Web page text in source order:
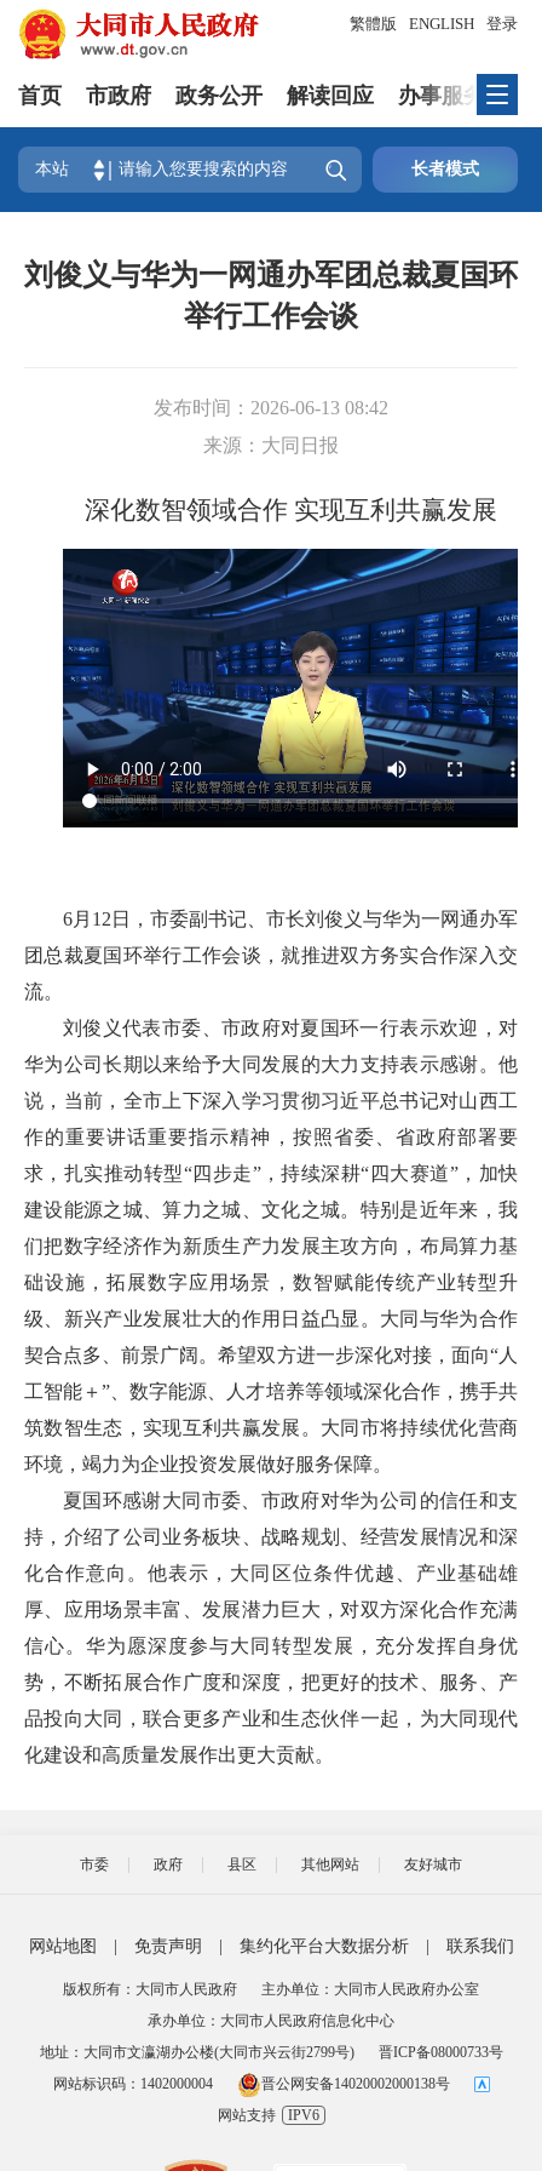
登录
繁體版 ENGLISH
首页 市政府 政务公开 解读回应 办事服务
本站  长者模式
刘俊义与华为一网通办军团总裁夏国环
举行工作会谈
发布时间： 2026-06-13 08:42
来源： 大同日报
深化数智领域合作 实现互利共赢发展
6月12日，市委副书记、市长刘俊义与华为一网通办军
团总裁夏国环举行工作会谈，就推进双方务实合作深入交
流。
刘俊义代表市委、市政府对夏国环一行表示欢迎，对
华为公司长期以来给予大同发展的大力支持表示感谢。他
说，当前，全市上下深入学习贯彻习近平总书记对山西工
作的重要讲话重要指示精神，按照省委、省政府部署要
求，扎实推动转型“四步走”，持续深耕“四大赛道”，加快
建设能源之城、算力之城、文化之城。特别是近年来，我
们把数字经济作为新质生产力发展主攻方向，布局算力基
础设施，拓展数字应用场景，数智赋能传统产业转型升
级、新兴产业发展壮大的作用日益凸显。大同与华为合作
契合点多、前景广阔。希望双方进一步深化对接，面向“人
工智能＋”、数字能源、人才培养等领域深化合作，携手共
筑数智生态，实现互利共赢发展。大同市将持续优化营商
环境，竭力为企业投资发展做好服务保障。
夏国环感谢大同市委、市政府对华为公司的信任和支
持，介绍了公司业务板块、战略规划、经营发展情况和深
化合作意向。他表示，大同区位条件优越、产业基础雄
厚、应用场景丰富、发展潜力巨大，对双方深化合作充满
信心。华为愿深度参与大同转型发展，充分发挥自身优
势，不断拓展合作广度和深度，把更好的技术、服务、产
品投向大同，联合更多产业和生态伙伴一起，为大同现代
化建设和高质量发展作出更大贡献。
市委 政府 县区 其他网站 友好城市
网站地图 | 免责声明 | 集约化平台大数据分析 | 联系我们
版权所有：大同市人民政府
主办单位：大同市人民政府办公室
承办单位：大同市人民政府信息化中心
地址：大同市文瀛湖办公楼(大同市兴云街2799号)
晋ICP备08000733号
网站标识码：1402000004
晋公网安备14020002000138号
网站支持
IPV6